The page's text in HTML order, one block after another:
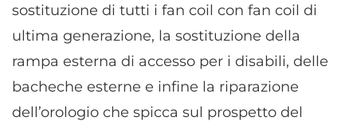
sostituzione di tutti i fan coil con fan coil di
ultima generazione, la sostituzione della
rampa esterna di accesso per i disabili, delle
bacheche esterne e infine la riparazione
dell’orologio che spicca sul prospetto del